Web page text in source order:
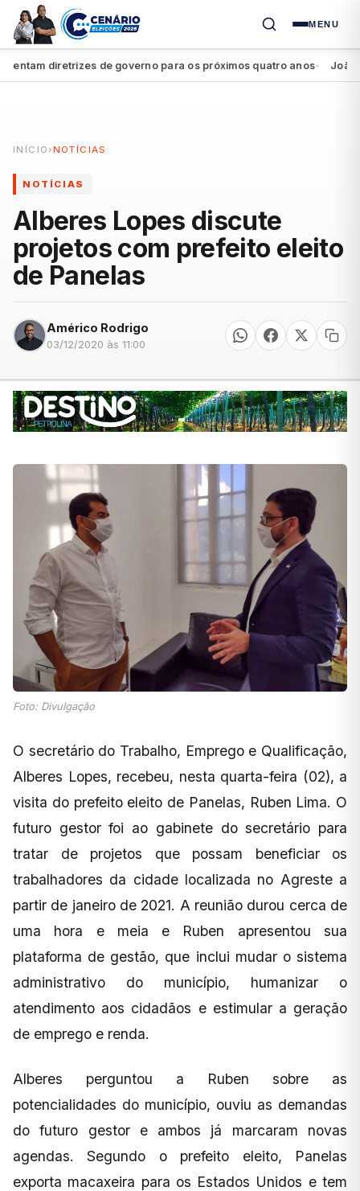
MENU
diretrizes de governo para os próximos quatro anos● João
INÍCIO › NOTÍCIAS
NOTÍCIAS
Alberes Lopes discute
projetos com prefeito eleito
de Panelas
Américo Rodrigo
03/12/2020 às 11:00
Foto: Divulgação
O secretário do Trabalho, Emprego e Qualificação,
Alberes Lopes, recebeu, nesta quarta-feira (02), a
visita do prefeito eleito de Panelas, Ruben Lima. O
futuro gestor foi ao gabinete do secretário para
tratar de projetos que possam beneficiar os
trabalhadores da cidade localizada no Agreste a
partir de janeiro de 2021. A reunião durou cerca de
uma hora e meia e Ruben apresentou sua
plataforma de gestão, que inclui mudar o sistema
administrativo do município, humanizar o
atendimento aos cidadãos e estimular a geração
de emprego e renda.
Alberes perguntou a Ruben sobre as
potencialidades do município, ouviu as demandas
do futuro gestor e ambos já marcaram novas
agendas. Segundo o prefeito eleito, Panelas
exporta macaxeira para os Estados Unidos e tem